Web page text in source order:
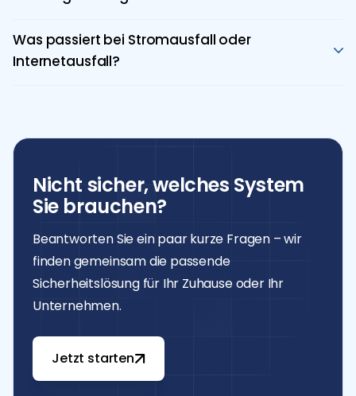
Smart-Home-Systeme integrieren.
gespeichert. Tguardsys verwendet nur zertifizierte,
DSGVO-konforme Systeme mit Passwortschutz und
Was passiert bei Stromausfall oder
Internetausfall?
(unterbrechungsfreie Stromversorgung) eingesetzt
Nicht sicher, welches System
Sie brauchen?
Beantworten Sie ein paar kurze Fragen – wir
finden gemeinsam die passende
Sicherheitslösung für Ihr Zuhause oder Ihr
Unternehmen.
Jetzt starten